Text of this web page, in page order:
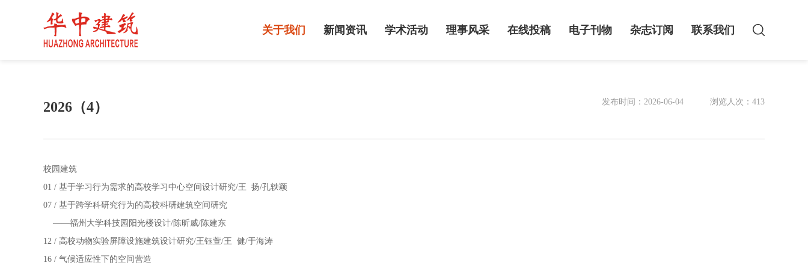
关于我们 新闻资讯 学术活动 理事风采 在线投稿 电子刊物 杂志订阅 联系我们
2026（4） 发布时间：2026-06-04 浏览人次：413
校园建筑
01 / 基于学习行为需求的高校学习中心空间设计研究/王 扬/孔轶颖
07 / 基于跨学科研究行为的高校科研建筑空间研究
——福州大学科技园阳光楼设计/陈昕威/陈建东
12 / 高校动物实验屏障设施建筑设计研究/王钰萱/王 健/于海涛
16 / 气候适应性下的空间营造